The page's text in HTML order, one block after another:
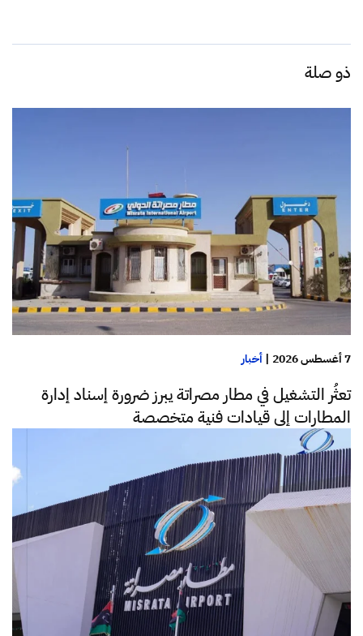
ذو صلة
7 أغسطس 2026 | أخبار
تعثُر التشغيل في مطار مصراتة يبرز ضرورة إسناد إدارة
المطارات إلى قيادات فنية متخصصة